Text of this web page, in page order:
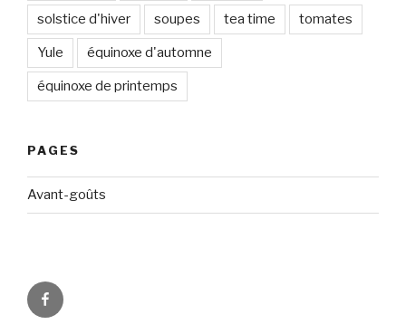
solstice d'hiver soupes tea time tomates
Yule équinoxe d'automne
équinoxe de printemps
PAGES
Avant-goûts
Circadismes
sur